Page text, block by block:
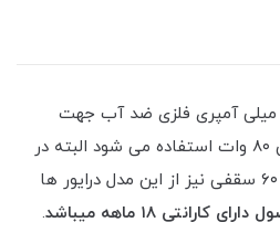
درایور ال ای دی ۸۰ وات ۱۲۰۰ میلی آمپری فلزی ضد آب جهت
روشن کردن چراغ های سقفی ۸۰ وات استفاده می شود البته در
تعداد کمی از پنل های ۶۰ در ۶۰ سقفی نیز از این مدل درایور ها
کارانتی ۱۸ ماهه میباشد
.